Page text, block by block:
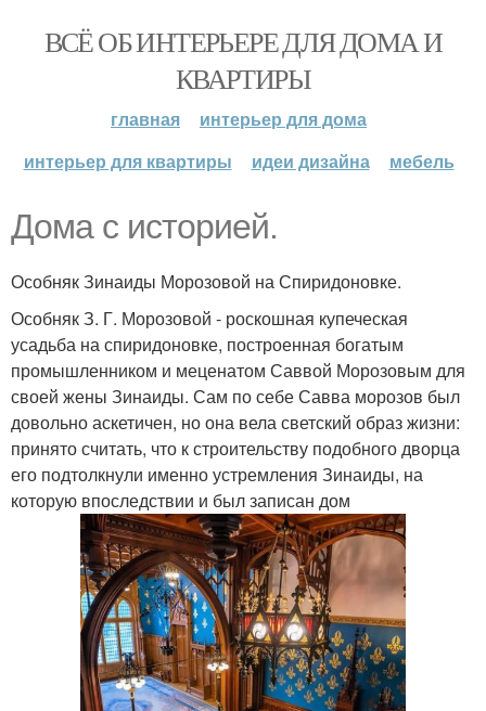
ВСЁ ОБ ИНТЕРЬЕРЕ ДЛЯ ДОМА И
КВАРТИРЫ
главная
интерьер для дома
интерьер для квартиры
идеи дизайна мебель
Дома с историей.
Особняк Зинаиды Морозовой на Спиридоновке.
Особняк З. Г. Морозовой - роскошная купеческая
усадьба на спиридоновке, построенная богатым
промышленником и меценатом Саввой Морозовым для
своей жены Зинаиды. Сам по себе Савва морозов был
довольно аскетичен, но она вела светский образ жизни:
принято считать, что к строительству подобного дворца
его подтолкнули именно устремления Зинаиды, на
которую впоследствии и был записан дом